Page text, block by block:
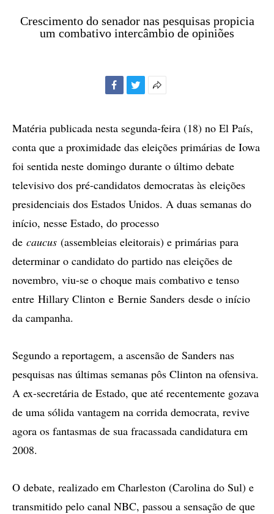
Crescimento do senador nas pesquisas propicia
um combativo intercâmbio de opiniões
compartilhamento
Matéria publicada nesta segunda-feira (18) no El País,
conta que a proximidade das eleições primárias de Iowa
foi sentida neste domingo durante o último debate
televisivo dos pré-candidatos democratas às eleições
presidenciais dos Estados Unidos. A duas semanas do
início, nesse Estado, do processo
de caucus (assembleias eleitorais) e primárias para
determinar o candidato do partido nas eleições de
novembro, viu-se o choque mais combativo e tenso
entre Hillary Clinton e Bernie Sanders desde o início
da campanha.
Segundo a reportagem, a ascensão de Sanders nas
pesquisas nas últimas semanas pôs Clinton na ofensiva.
A ex-secretária de Estado, que até recentemente gozava
de uma sólida vantagem na corrida democrata, revive
agora os fantasmas de sua fracassada candidatura em
2008.
O debate, realizado em Charleston (Carolina do Sul) e
transmitido pelo canal NBC, passou a sensação de que